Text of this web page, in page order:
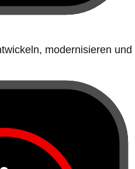
modernisieren und